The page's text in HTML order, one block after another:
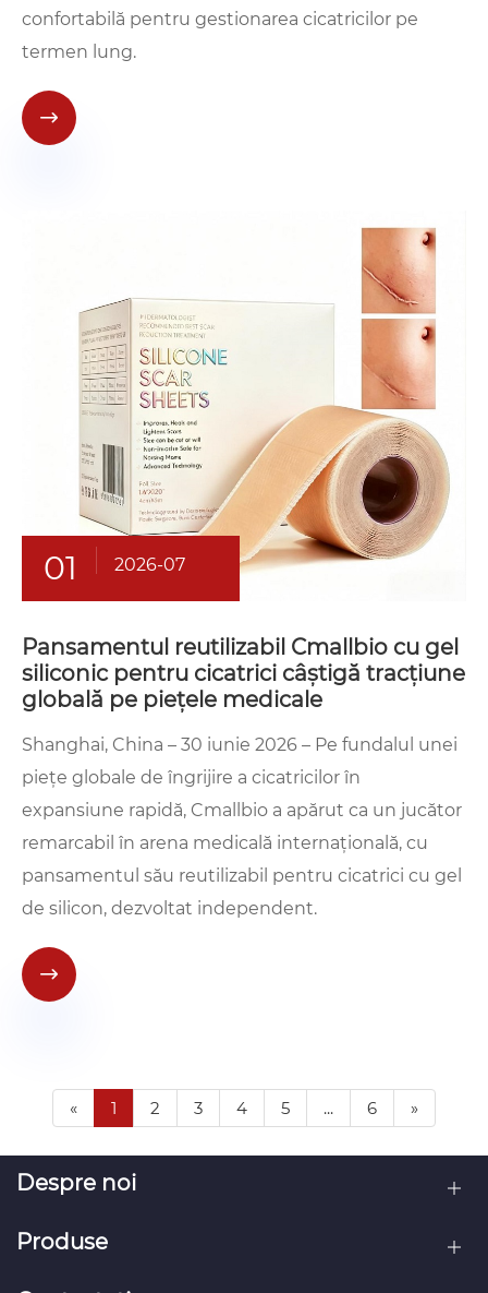
confortabilă pentru gestionarea cicatricilor pe
termen lung.

01 2026-07
Pansamentul reutilizabil Cmallbio cu gel
siliconic pentru cicatrici câștigă tracțiune
globală pe piețele medicale
Shanghai, China – 30 iunie 2026 – Pe fundalul unei
piețe globale de îngrijire a cicatricilor în
expansiune rapidă, Cmallbio a apărut ca un jucător
remarcabil în arena medicală internațională, cu
pansamentul său reutilizabil pentru cicatrici cu gel
de silicon, dezvoltat independent.

« 1 2 3 4 5 ... 6 »
Despre noi
Produse